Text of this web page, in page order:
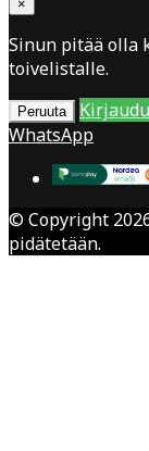
×
Sinun pitää olla
toivelistalle.
Peruuta
WhatsApp
© Copyright
pidätetään.